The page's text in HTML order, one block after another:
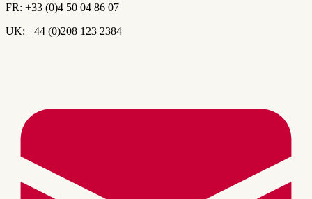
FR: +33 (0)4 50 04 86 07
UK: +44 (0)208 123 2384